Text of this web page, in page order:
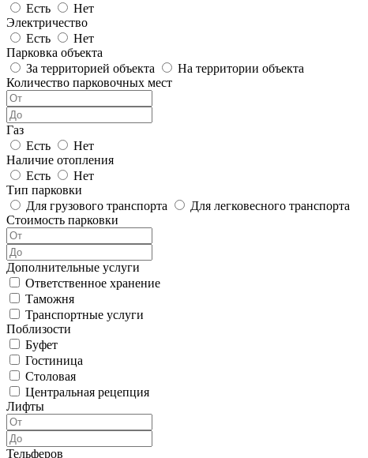
Есть
Нет
Электричество
Есть
Нет
Парковка объекта
За территорией объекта
На территории объекта
Количество парковочных мест
Газ
Есть
Нет
Наличие отопления
Есть
Нет
Тип парковки
Для грузового транспорта
Для легковесного транспорта
Стоимость парковки
Дополнительные услуги
Ответственное хранение
Таможня
Транспортные услуги
Поблизости
Буфет
Гостиница
Столовая
Центральная рецепция
Лифты
Тельферов